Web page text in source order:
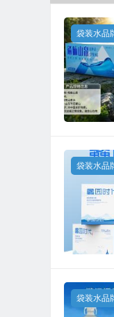
袋装水品
袋装水品
袋装水品